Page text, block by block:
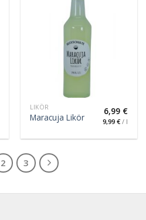
LIKÖR
Maracuja Likör
6,99 €
9,99 €/ l
2 3